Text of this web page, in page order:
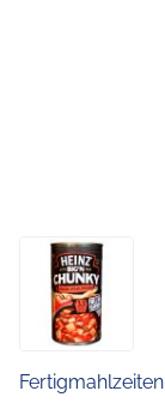
Fertigmahlzeiten